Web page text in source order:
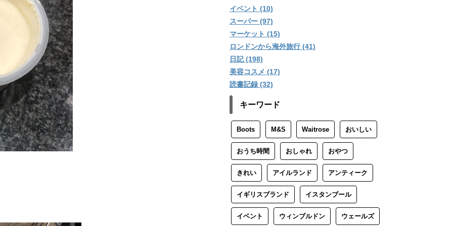
イベント (10)
スーパー (97)
マーケット (15)
ロンドンから海外旅行 (41)
日記 (198)
美容コスメ (17)
読書記録 (32)
キーワード
Boots M&S Waitrose おいしい
おうち時間 おしゃれ おやつ
きれい アイルランド アンティーク
イギリスブランド イスタンブール
イベント ウィンブルドン ウェールズ